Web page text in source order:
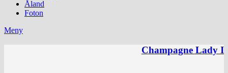
Åland
Foton
Meny
Champagne Lady I